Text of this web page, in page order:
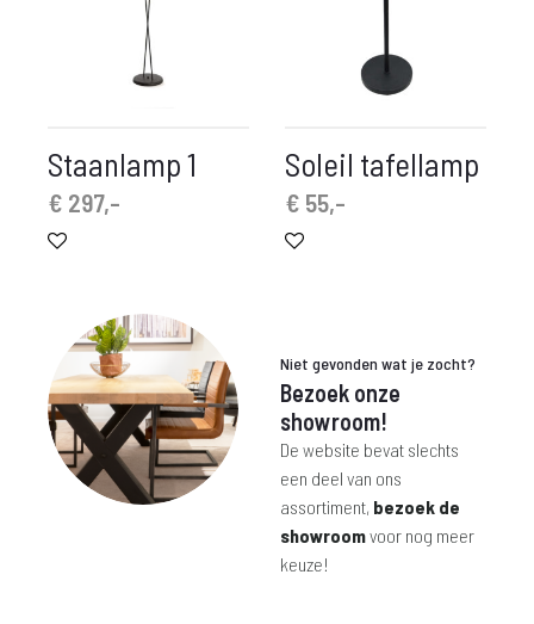
Staanlamp 1
€ 297,-
Soleil tafellamp
€ 55,-
Niet gevonden wat je zocht?
Bezoek onze
showroom!
De website bevat slechts
een deel van ons
assortiment, bezoek de
showroomvoor nog meer
keuze!